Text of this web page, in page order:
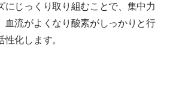
にじっくり取り組むことで、集中力
血流がよくなり酸素がしっかりと行
化します。